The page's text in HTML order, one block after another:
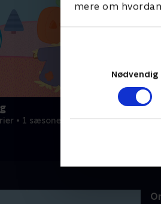
mere om
Nødvendig
• 1 sæsoner